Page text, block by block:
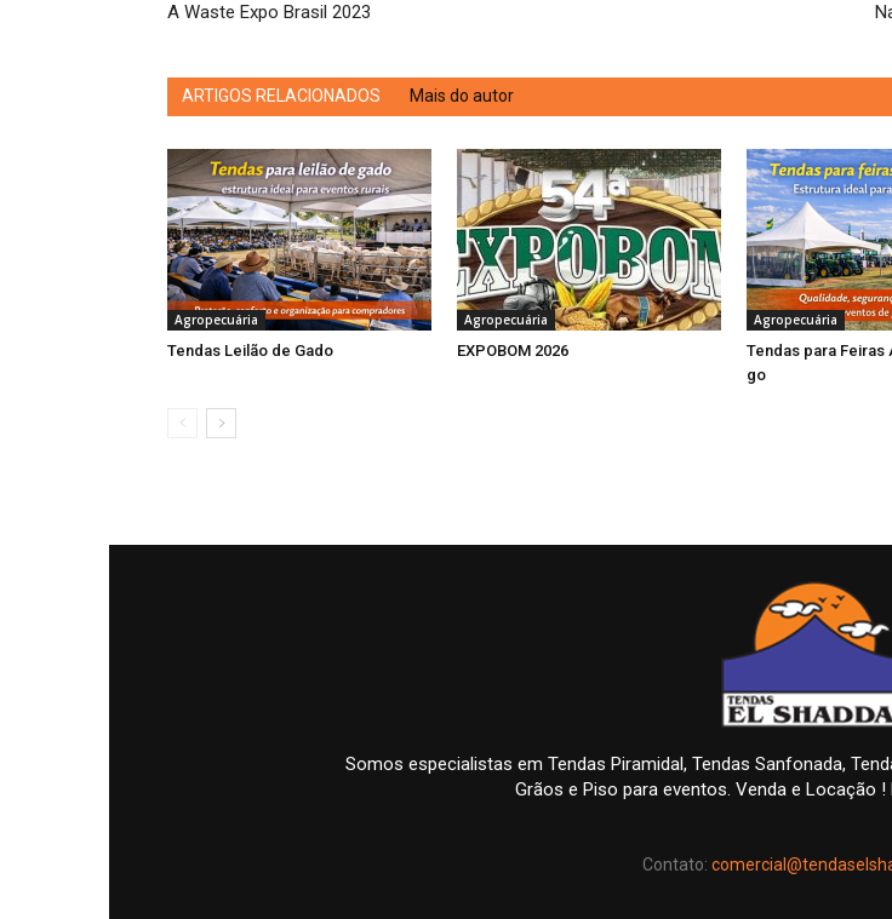
A Waste Expo Brasil 2023
ARTIGOS RELACIONADOS Mais do autor
Agropecuária
Tendas Leilão de Gado
Agropecuária
EXPOBOM 2026
Agropecuária
Tendas para
go
Somos especialistas em Tendas Piramidal, Tendas Sanfonada,
Grãos e Piso para eventos. Venda e Locação
Contato: